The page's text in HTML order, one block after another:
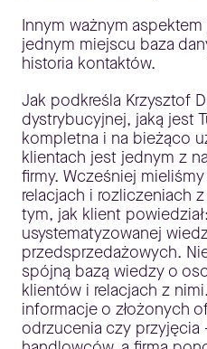
Innym ważnym
jednym miejscu baza
historia kontaktów.
Jak podkreśla Krzysztof
dystrybucyjnej, jaką jest
kompletna i na bieżąco
klientach jest jednym z
firmy. Wcześniej
relacjach i rozliczeniach
tym, jak klient
usystematyzowanej
przedsprzedażowych.
spójną bazą wiedzy o
klientów i relacjach z
informacje o złożonych
odrzucenia czy przyjęcia